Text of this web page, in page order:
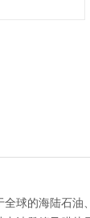
球的海陆石